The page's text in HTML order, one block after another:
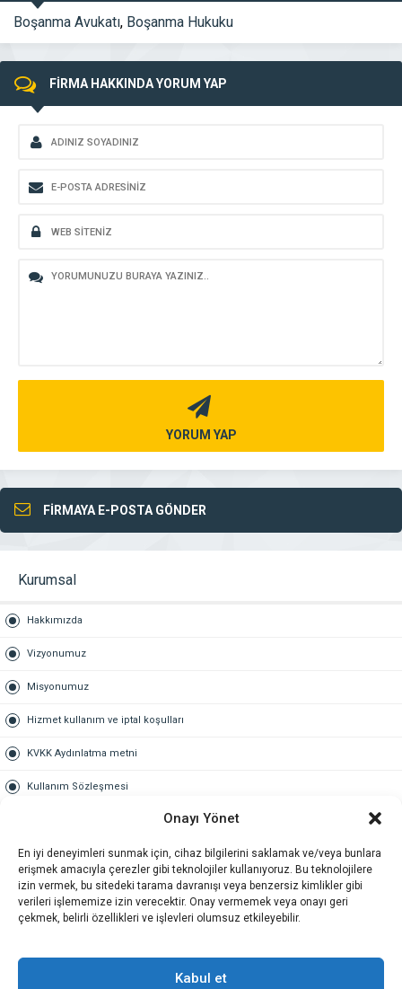
Onayı Yönet
En iyi deneyimleri sunmak için, cihaz bilgilerini saklamak ve/veya bunlara
erişmek amacıyla çerezler gibi teknolojiler kullanıyoruz. Bu teknolojilere
izin vermek, bu sitedeki tarama davranışı veya benzersiz kimlikler gibi
verileri işlememize izin verecektir. Onay vermemek veya onayı geri
çekmek, belirli özellikleri ve işlevleri olumsuz etkileyebilir.
Kabul et
Boşanma Avukatı, Boşanma Hukuku
FİRMA HAKKINDA YORUM YAP
YORUM YAP
FİRMAYA E-POSTA GÖNDER
Kurumsal
Hakkımızda
Vizyonumuz
Misyonumuz
Hizmet kullanım ve iptal koşulları
KVKK Aydınlatma metni
Kullanım Sözleşmesi
Gold üyelik nedir
Kariyer